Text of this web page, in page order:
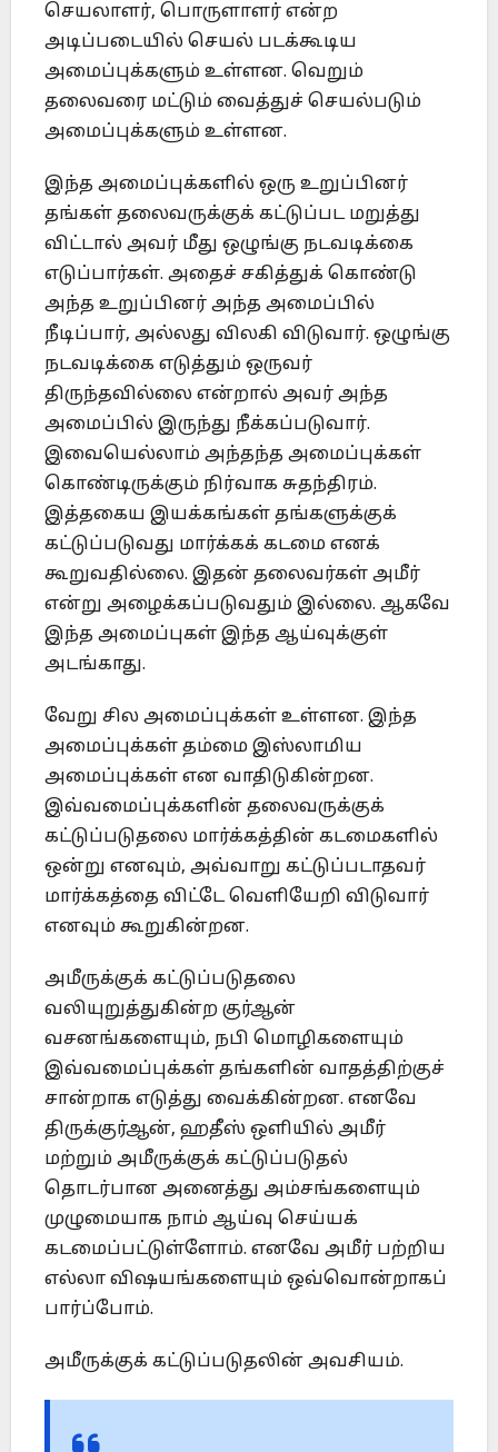
செயலாளர், பொருளாளர் என்ற
அடிப்படையில் செயல் படக்கூடிய
அமைப்புக்களும் உள்ளன. வெறும்
தலைவரை மட்டும் வைத்துச் செயல்படும்
அமைப்புக்களும் உள்ளன.
இந்த அமைப்புக்களில் ஒரு உறுப்பினர்
தங்கள் தலைவருக்குக் கட்டுப்பட மறுத்து
விட்டால் அவர் மீது ஒழுங்கு நடவடிக்கை
எடுப்பார்கள். அதைச் சகித்துக் கொண்டு
அந்த உறுப்பினர் அந்த அமைப்பில்
நீடிப்பார், அல்லது விலகி விடுவார். ஒழுங்கு
நடவடிக்கை எடுத்தும் ஒருவர்
திருந்தவில்லை என்றால் அவர் அந்த
அமைப்பில் இருந்து நீக்கப்படுவார்.
இவையெல்லாம் அந்தந்த அமைப்புக்கள்
கொண்டிருக்கும் நிர்வாக சுதந்திரம்.
இத்தகைய இயக்கங்கள் தங்களுக்குக்
கட்டுப்படுவது மார்க்கக் கடமை எனக்
கூறுவதில்லை. இதன் தலைவர்கள் அமீர்
என்று அழைக்கப்படுவதும் இல்லை. ஆகவே
இந்த அமைப்புகள் இந்த ஆய்வுக்குள்
அடங்காது.
வேறு சில அமைப்புக்கள் உள்ளன. இந்த
அமைப்புக்கள் தம்மை இஸ்லாமிய
அமைப்புக்கள் என வாதிடுகின்றன.
இவ்வமைப்புக்களின் தலைவருக்குக்
கட்டுப்படுதலை மார்க்கத்தின் கடமைகளில்
ஒன்று எனவும், அவ்வாறு கட்டுப்படாதவர்
மார்க்கத்தை விட்டே வெளியேறி விடுவார்
எனவும் கூறுகின்றன.
அமீருக்குக் கட்டுப்படுதலை
வலியுறுத்துகின்ற குர்ஆன்
வசனங்களையும், நபி மொழிகளையும்
இவ்வமைப்புக்கள் தங்களின் வாதத்திற்குச்
சான்றாக எடுத்து வைக்கின்றன. எனவே
திருக்குர்ஆன், ஹதீஸ் ஒளியில் அமீர்
மற்றும் அமீருக்குக் கட்டுப்படுதல்
தொடர்பான அனைத்து அம்சங்களையும்
முழுமையாக நாம் ஆய்வு செய்யக்
கடமைப்பட்டுள்ளோம். எனவே அமீர் பற்றிய
எல்லா விஷயங்களையும் ஒவ்வொன்றாகப்
பார்ப்போம்.
அமீருக்குக் கட்டுப்படுதலின் அவசியம்.